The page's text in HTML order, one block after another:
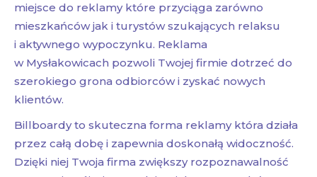
miejsce do reklamy które przyciąga zarówno
mieszkańców jak i turystów szukających relaksu
i aktywnego wypoczynku. Reklama
w Mysłakowicach pozwoli Twojej firmie dotrzeć do
szerokiego grona odbiorców i zyskać nowych
klientów.
Billboardy to skuteczna forma reklamy która działa
przez całą dobę i zapewnia doskonałą widoczność.
Dzięki niej Twoja firma zwiększy rozpoznawalność